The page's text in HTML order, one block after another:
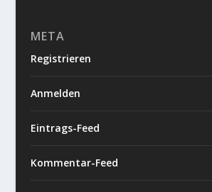
META
Registrieren
Anmelden
Eintrags-Feed
Kommentar-Feed